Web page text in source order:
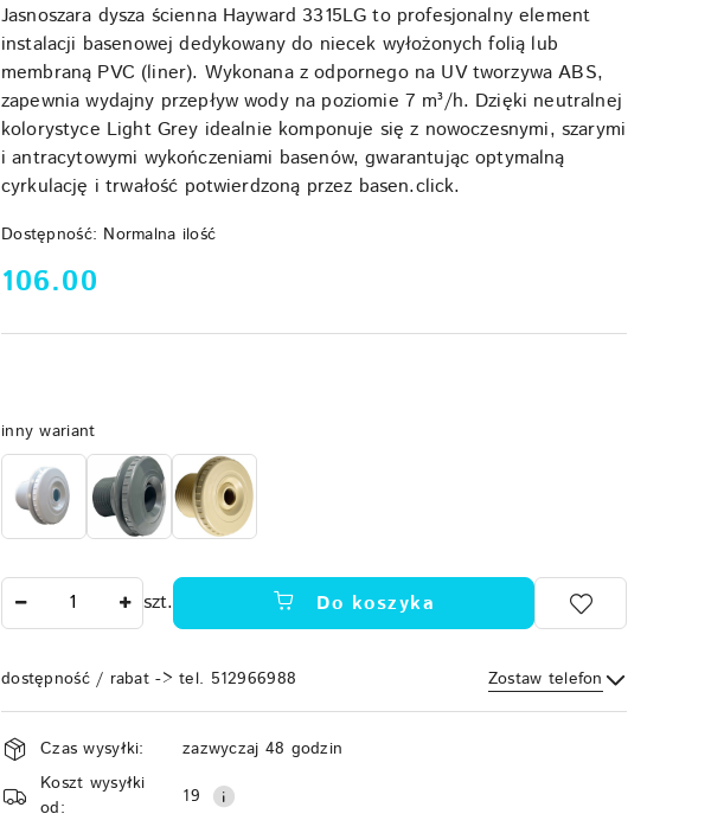
Jasnoszara dysza ścienna Hayward 3315LG to profesjonalny element
instalacji basenowej dedykowany do niecek wyłożonych folią lub
membraną PVC (liner). Wykonana z odpornego na UV tworzywa ABS,
zapewnia wydajny przepływ wody na poziomie 7 m³/h. Dzięki neutralnej
kolorystyce Light Grey idealnie komponuje się z nowoczesnymi, szarymi
i antracytowymi wykończeniami basenów, gwarantując optymalną
cyrkulację i trwałość potwierdzoną przez basen.click.
Dostępność: Normalna ilość
cena:
106.00
Wariant
inny wariant
szt. Do koszyka
dostępność / rabat -> tel. 512966988 Zostaw telefon
Wyślij
Dostępność
i
dostawa
Czas wysyłki:
zazwyczaj 48 godzin
Koszt wysyłki
od:
19